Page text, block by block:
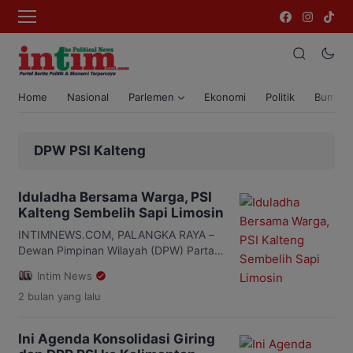
Home Nasional Parlemen Ekonomi Politik Bumi
DPW PSI Kalteng
Iduladha Bersama Warga, PSI
Kalteng Sembelih Sapi Limosin
INTIMNEWS.COM, PALANGKA RAYA –
Dewan Pimpinan Wilayah (DPW) Partai
menggelar aksi sosial keagamaan,
dengan menyembelih hewan kurban
07.30 WIB ini dipusatkan di halaman
Intim News
2 bulan yang lalu
Ini Agenda Konsolidasi Giring